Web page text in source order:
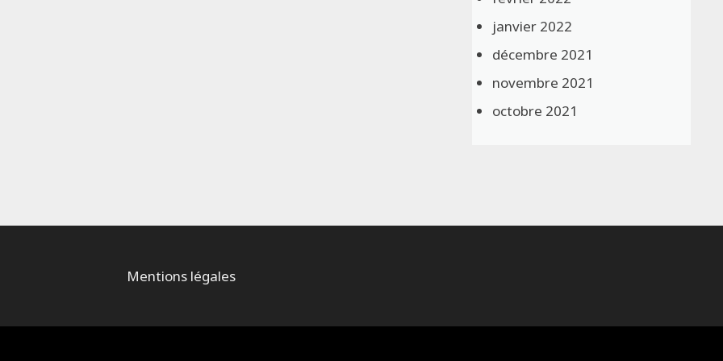
janvier 2022
décembre 2021
novembre 2021
octobre 2021
Mentions légales